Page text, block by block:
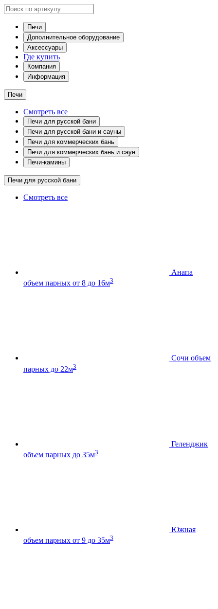
Печи
Дополнительное оборудование
Аксессуары
Где купить
Компания
Информация
Печи
Смотреть все
Печи для русской бани
Печи для русской бани и сауны
Печи для коммерческих бань
Печи для коммерческих бань и саун
Печи-камины
Печи для русской бани
Смотреть все
Анапа
объем парных от 8 до 16м3
Сочи объем
парных до 22м3
Геленджик
объем парных до 35м3
Южная
объем парных от 9 до 35м3